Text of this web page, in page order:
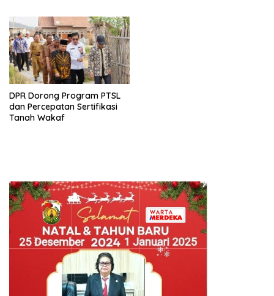
DPR Dorong Program PTSL
dan Percepatan Sertifikasi
Tanah Wakaf